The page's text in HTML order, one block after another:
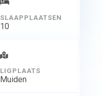
SLAAPPLAATSEN
10
LIGPLAATS
Muiden